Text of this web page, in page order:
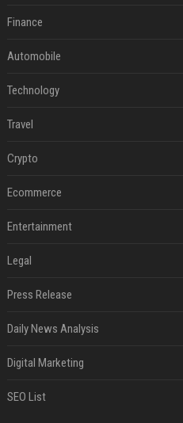
Finance
Automobile
Technology
Travel
Crypto
Ecommerce
Entertainment
Legal
Press Release
Daily News Analysis
Digital Marketing
SEO List